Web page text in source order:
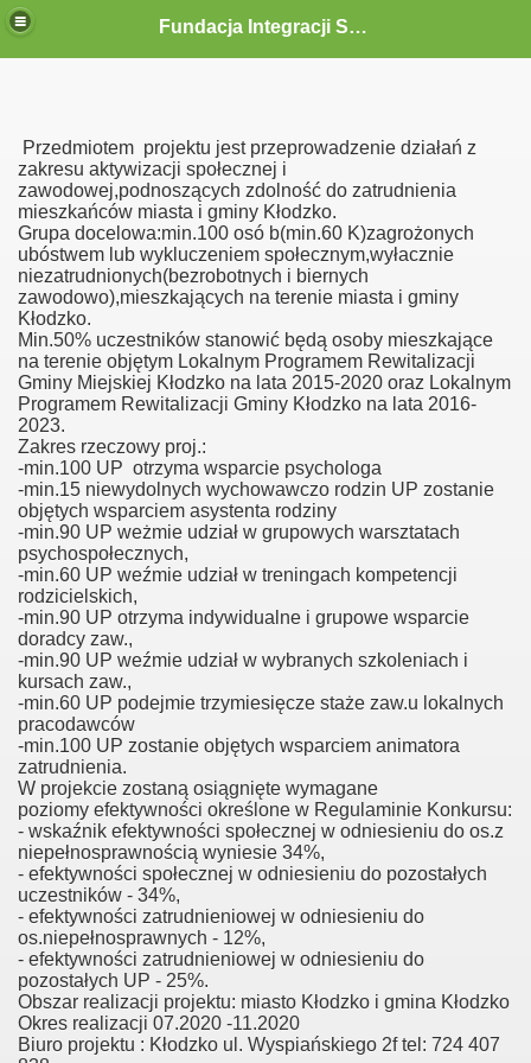
Fundacja Integracji Społecznej "ABRAMIS"
Przedmiotem projektu jest przeprowadzenie działań z
zakresu aktywizacji społecznej i
zawodowej,podnoszących zdolność do zatrudnienia
mieszkańców miasta i gminy Kłodzko.
Grupa docelowa:min.100 osó b(min.60 K)zagrożonych
ubóstwem lub wykluczeniem społecznym,wyłacznie
niezatrudnionych(bezrobotnych i biernych
zawodowo),mieszkających na terenie miasta i gminy
Kłodzko.
Min.50% uczestników stanowić będą osoby mieszkające
na terenie objętym Lokalnym Programem Rewitalizacji
Gminy Miejskiej Kłodzko na lata 2015-2020 oraz Lokalnym
Programem Rewitalizacji Gminy Kłodzko na lata 2016-
2023.
Zakres rzeczowy proj.:
-min.100 UP otrzyma wsparcie psychologa
-min.15 niewydolnych wychowawczo rodzin UP zostanie
objętych wsparciem asystenta rodziny
-min.90 UP weżmie udział w grupowych warsztatach
psychospołecznych,
-min.60 UP weźmie udział w treningach kompetencji
rodzicielskich,
-min.90 UP otrzyma indywidualne i grupowe wsparcie
doradcy zaw.,
-min.90 UP weźmie udział w wybranych szkoleniach i
kursach zaw.,
-min.60 UP podejmie trzymiesięcze staże zaw.u lokalnych
pracodawców
-min.100 UP zostanie objętych wsparciem animatora
zatrudnienia.
W projekcie zostaną osiągnięte wymagane
poziomy efektywności określone w Regulaminie Konkursu:
- wskaźnik efektywności społecznej w odniesieniu do os.z
niepełnosprawnością wyniesie 34%,
- efektywności społecznej w odniesieniu do pozostałych
uczestników - 34%,
- efektywności zatrudnieniowej w odniesieniu do
os.niepełnosprawnych - 12%,
- efektywności zatrudnieniowej w odniesieniu do
pozostałych UP - 25%.
Obszar realizacji projektu: miasto Kłodzko i gmina Kłodzko
Okres realizacji 07.2020 -11.2020
Biuro projektu : Kłodzko ul. Wyspiańskiego 2f tel: 724 407
zaczynamy razem"
-wieś aktywna"
dla samozatrudnienia"
Lider -aktywna społeczność"
"Lokalne Centrum Wsparcia NGO"
ludzie -aktywna wieś"